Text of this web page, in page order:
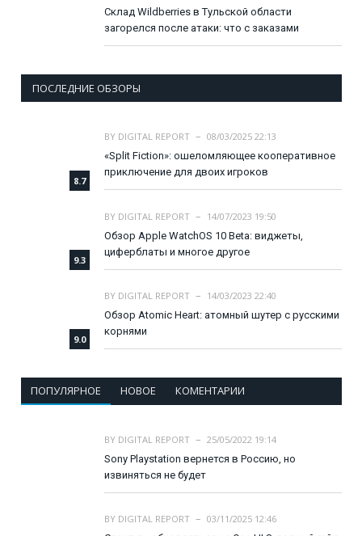
Склад Wildberries в Тульской области
загорелся после атаки: что с заказами
ПОСЛЕДНИЕ ОБЗОРЫ
8.7
BY DIGITAL REPORT
08/03/2025 22:13
«Split Fiction»: ошеломляющее кооперативное
приключение для двоих игроков
9.3
BY DIGITAL REPORT
14/07/2023 19:50
Обзор Apple WatchOS 10 Beta: виджеты,
циферблаты и многое другое
9.0
BY DIGITAL REPORT
14/03/2023 22:40
Обзор Atomic Heart: атомный шутер с русскими
корнями
ПОПУЛЯРНОЕ НОВОЕ КОМЕНТАРИИ
BY DIGITAL REPORT
25/05/2022 19:14
Sony Playstation вернется в Россию, но
извиняться не будет
BY DIGITAL REPORT
03/11/2025 12:46